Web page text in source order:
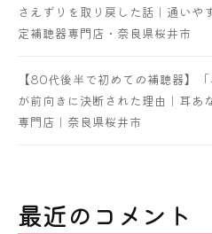
さえずりを取り戻した話｜通いや
定補聴器専門店・奈良県桜井市
【80代後半で初めての補聴器】
が前向きに決断された理由｜耳あ
専門店｜奈良県桜井市
最近のコメント